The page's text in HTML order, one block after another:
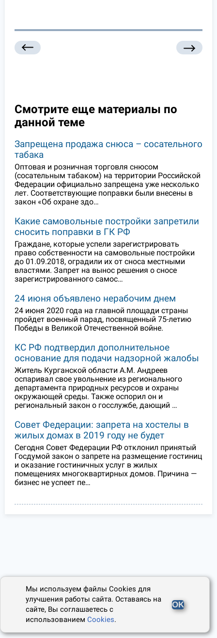
Смотрите еще материалы по
данной теме
Запрещена продажа снюса – сосательного
табака
Оптовая и розничная торговля снюсом
(сосательным табаком) на территории Российской
Федерации официально запрещена уже несколько
лет. Соответствующие поправки были внесены в
закон «Об охране здо…
Какие самовольные постройки запретили
сносить поправки в ГК РФ
Граждане, которые успели зарегистрировать
право собственности на самовольные постройки
до 01.09.2018, оградили их от сноса местными
властями. Запрет на вынос решения о сносе
зарегистрированного самос…
24 июня объявлено нерабочим днем
24 июня 2020 года на главной площади страны
пройдет военный парад, посвященный 75-летию
Победы в Великой Отечественной войне.
КС РФ подтвердил дополнительное
основание для подачи надзорной жалобы
Житель Курганской области А.М. Андреев
оспаривал свое увольнение из регионального
департамента природных ресурсов и охраны
окружающей среды. Также оспорил он и
региональный закон о госслужбе, дающий …
Совет Федерации: запрета на хостелы в
жилых домах в 2019 году не будет
Сегодня Совет Федерации РФ отклонил принятый
Госдумой закон о запрете на размещение гостиниц
и оказание гостиничных услуг в жилых
помещениях многоквартирных домов. Причина —
бизнес не успеет пе…
Мы используем файлы Cookies для
улучшения работы сайта. Оставаясь на
сайте, Вы соглашаетесь с
использованиемCookies.
OK